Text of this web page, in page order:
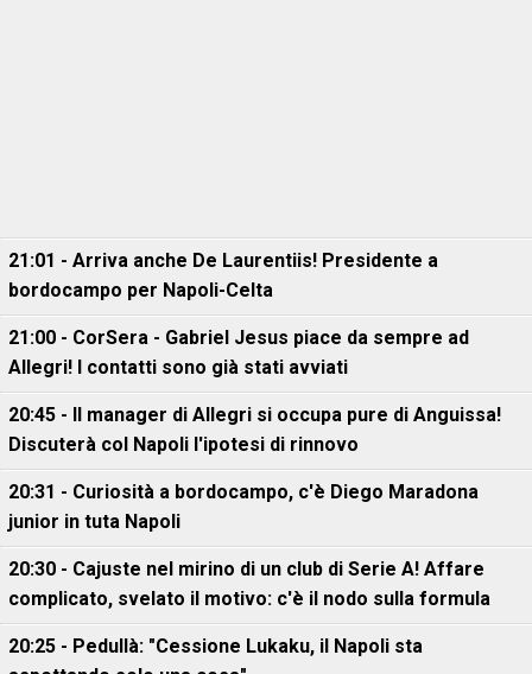
21:01 - Arriva anche De Laurentiis! Presidente a
bordocampo per Napoli-Celta
21:00 - CorSera - Gabriel Jesus piace da sempre ad
Allegri! I contatti sono già stati avviati
20:45 - Il manager di Allegri si occupa pure di Anguissa!
Discuterà col Napoli l'ipotesi di rinnovo
20:31 - Curiosità a bordocampo, c'è Diego Maradona
junior in tuta Napoli
20:30 - Cajuste nel mirino di un club di Serie A! Affare
complicato, svelato il motivo: c'è il nodo sulla formula
20:25 - Pedullà: "Cessione Lukaku, il Napoli sta